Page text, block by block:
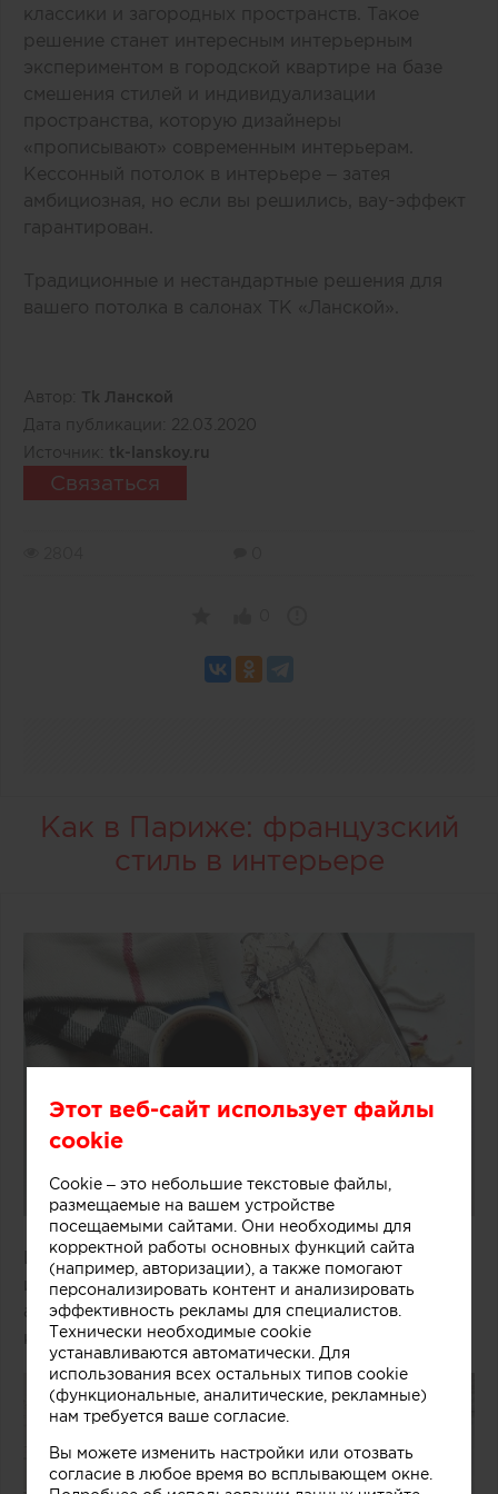
классики и загородных пространств. Такое
решение станет интересным интерьерным
экспериментом в городской квартире на базе
смешения стилей и индивидуализации
пространства, которую дизайнеры
«прописывают» современным интерьерам.
Кессонный потолок в интерьере – затея
амбициозная, но если вы решились, вау-эффект
гарантирован.
Традиционные и нестандартные решения для
вашего потолка в салонах ТК «Ланской».
Автор: Тk Ланской
Дата публикации:
22.03.2020
Источник: tk-lanskoy.ru
Связаться
Как в Париже: французский
стиль в интерьере
Из каких ингредиентов состоит французский
интерьер и сможет ли прижиться богемная
атмосфера Парижа на почве российской
квартиры?
Этот веб-сайт использует файлы
cookie
Cookie – это небольшие текстовые файлы,
размещаемые на вашем устройстве
посещаемыми сайтами. Они необходимы для
корректной работы основных функций сайта
(например, авторизации), а также помогают
персонализировать контент и анализировать
эффективность рекламы для специалистов.
Технически необходимые cookie
устанавливаются автоматически. Для
использования всех остальных типов cookie
(функциональные, аналитические, рекламные)
нам требуется ваше согласие.
Вы можете изменить настройки или отозвать
согласие в любое время во всплывающем окне.